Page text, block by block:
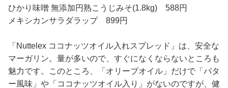
ひかり味噌 無添加円熟こうじみそ(1.8kg) 588円
メキシカンサラダラップ 899円
「Nuttelex ココナッツオイル入れスプレッド」は、安全な
マーガリン。量が多いので、すぐになくならないところも
魅力です。このところ、「オリーブオイル」だけで「バタ
ー風味」や「ココナッツオイル入り」がないのですが、健